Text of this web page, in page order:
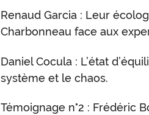
Renaud Garcia : Leur
Charbonneau face aux
Daniel Cocula : L’état
système et le chaos.
Témoignage n°2 : Frédéric